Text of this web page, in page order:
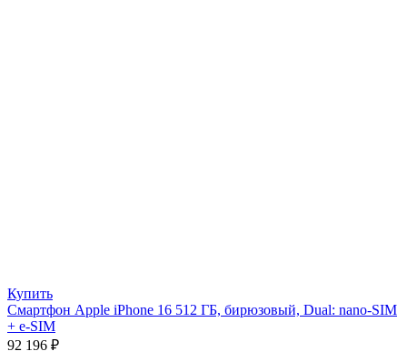
Купить
Смартфон Apple iPhone 16 512 ГБ, бирюзовый, Dual: nano-SIM
+ e-SIM
92 196 ₽